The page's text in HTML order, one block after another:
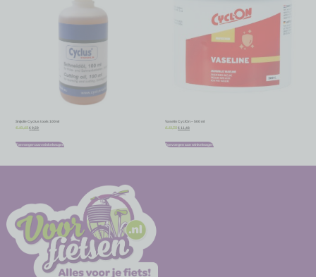
Snijolie Cyclus tools 100ml
€10,65 €9,59
Toevoegen aan winkelwagen
Vaselin CyclOn – 500 ml
12,75 €11,48
Toevoegen aan winkelwagen